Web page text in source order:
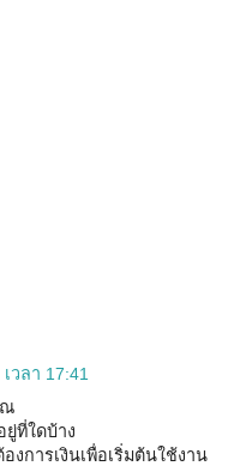
วลา 17:41
ณ
ที่ใดบ้าง
งการเงินเพื่อเริ่มต้นใช้งาน